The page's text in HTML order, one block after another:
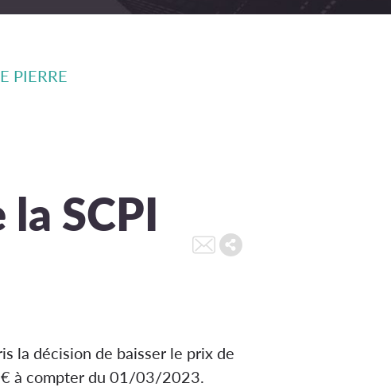
PIERRE
SCPI
la décision de baisser le prix de
à compter du 01/03/2023.